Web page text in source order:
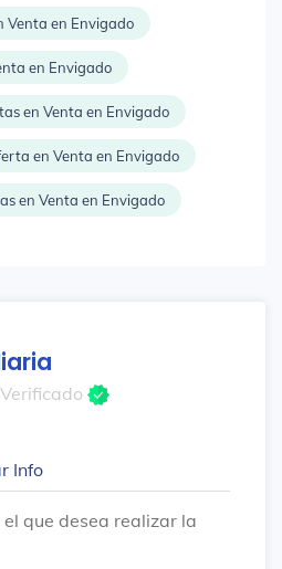
Venta en Envigado
en Envigado
en Venta en Envigado
en Venta en Envigado
en Venta en Envigado
Info
el que desea realizar la